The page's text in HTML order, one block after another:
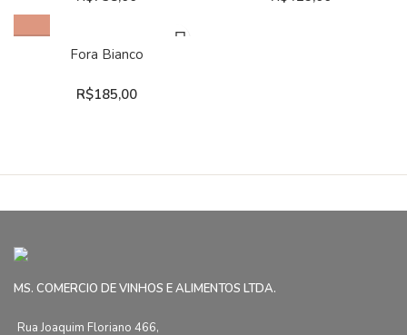
Fora Bianco
R$185,00
MS. COMERCIO DE VINHOS E ALIMENTOS LTDA.
Rua Joaquim Floriano 466,